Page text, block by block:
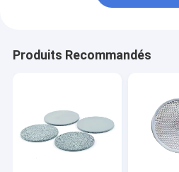
Produits Recommandés